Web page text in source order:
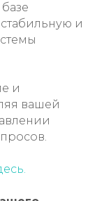
и
и
вашей